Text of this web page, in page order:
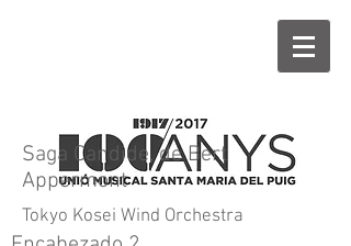
Saga Candide, de Bert
Appermont
Tokyo Kosei Wind Orchestra